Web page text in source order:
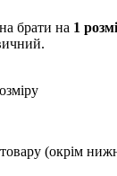
брати на 1
товару (окрім